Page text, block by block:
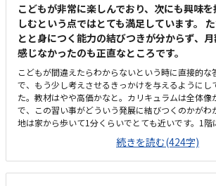
こどもが非常に楽しんでおり、次にも興味
しむという点ではとても満足しています。
とと身につく能力の結びつきが分からず、
感じなかったのも正直なところです。
こどもが間違えたらわからないという時に直接的な
で、もう少し考えさせるきっかけを与えるようにし
た。教材はやや高価かなと。カリキュラムは全体像
で、この習い事がどういう発展に結びつくのかがわ
地は家から歩いて1分くらいでとても近いです。1階
るのかわかりやすいと良いと思いました。ヒューマ
設備としては普通かなと思います。体験の場合は違
思いました。通われている子にとってはうるさいと
ちらも聞きたいことが聞きにくいので。教材は高い
続きを読む(424字)